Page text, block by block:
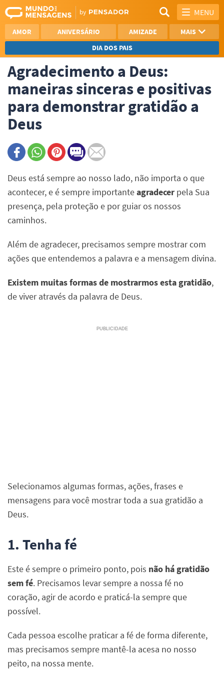
MENU
AMOR ANIVERSÁRIO AMIZADE
MAIS
DIA DOS PAIS
REFLEXÃO
AGRADECIMENTO
SAUDADE
OTIMISMO
NAMORO
VER TODAS
Agradecimento a Deus:
maneiras sinceras e positivas
para demonstrar gratidão a
Deus
Deus está sempre ao nosso lado, não importa o que
acontecer, e é sempre importanteagradecer pela Sua
presença, pela proteção e por guiar os nossos
caminhos.
Além de agradecer, precisamos sempre mostrar com
ações que entendemos a palavra e a mensagem divina.
Existem muitas formas de mostrarmos esta gratidão,
de viver através da palavra de Deus.
Selecionamos algumas formas, ações, frases e
mensagens para você mostrar toda a sua gratidão a
Deus.
1. Tenha fé
Este é sempre o primeiro ponto, pois não há gratidão
sem fé. Precisamos levar sempre a nossa fé no
coração, agir de acordo e praticá-la sempre que
possível.
Cada pessoa escolhe praticar a fé de forma diferente,
mas precisamos sempre mantê-la acesa no nosso
peito, na nossa mente.